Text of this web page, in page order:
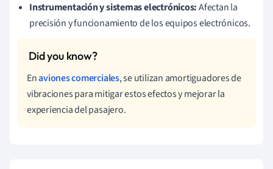
Instrumentación y sistemas electrónicos:Afectan la
precisión y funcionamiento de los equipos electrónicos.
Enaviones comerciales, se utilizan amortiguadores de
vibraciones para mitigar estos efectos y mejorar la
experiencia del pasajero.